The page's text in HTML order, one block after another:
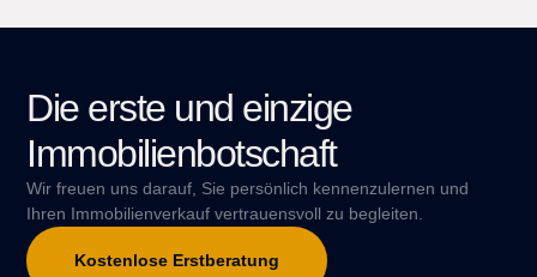
Die erste und einzige
Immobilienbotschaft
Wir freuen uns darauf, Sie persönlich kennenzulernen und
Ihren Immobilienverkauf vertrauensvoll zu begleiten.
Kostenlose Erstberatung